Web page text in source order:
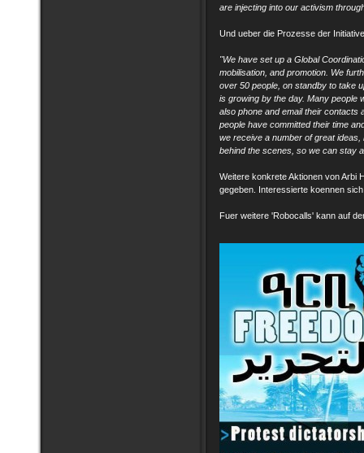
are injecting into our activism
Und ueber die Prozesse der
"We have set up a Global
mobilisation, and promotion. We
over 50 people, on standby to take
is growing by the day. Many people
also phone and email their contacts
people have committed their time
we receive a number of great
behind the scenes , so we can stay
Weitere konkrete Aktionen von Arbi
gegeben. Interessierte koennen
Fuer weitere 'Robocalls' kann auf